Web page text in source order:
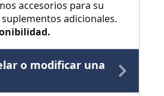
accesorios para su
adicionales.
o modificar una